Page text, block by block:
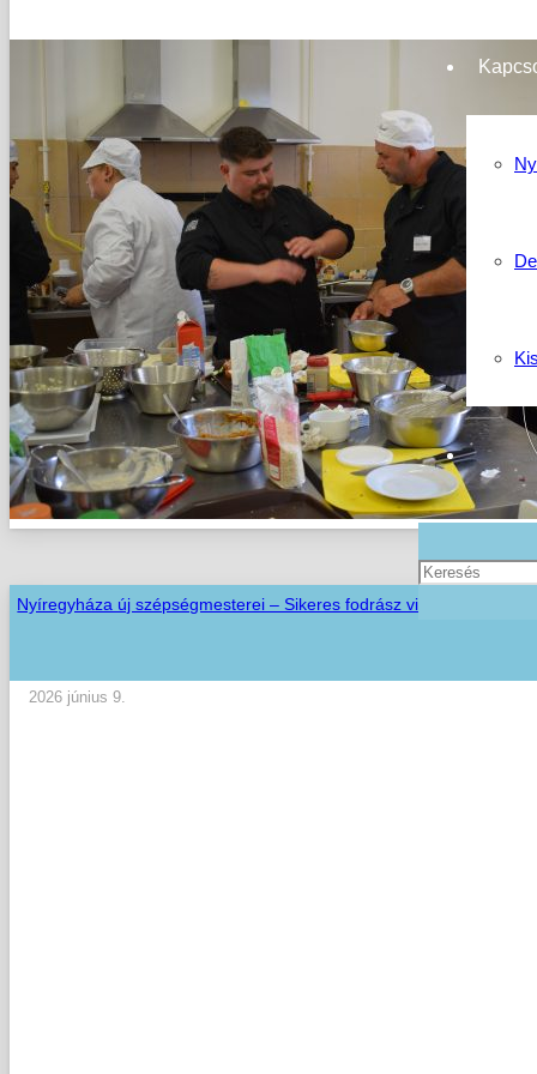
Nyíregyháza új szépségmesterei – Sikeres fodrász vizsgák a Szent
2026 június 9.